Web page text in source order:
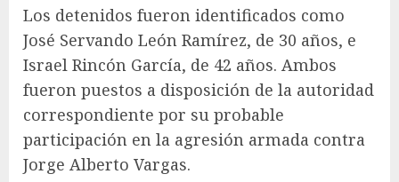
Los detenidos fueron identificados como
José Servando León Ramírez, de 30 años, e
Israel Rincón García, de 42 años. Ambos
fueron puestos a disposición de la autoridad
correspondiente por su probable
participación en la agresión armada contra
Jorge Alberto Vargas.